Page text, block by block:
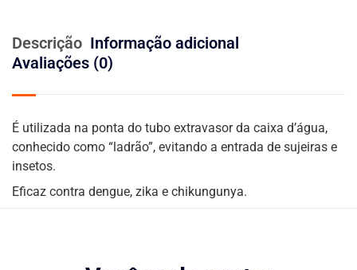
Descrição Informação adicional
Avaliações (0)
É utilizada na ponta do tubo extravasor da caixa d’água,
conhecido como “ladrão”, evitando a entrada de sujeiras e
insetos.
Eficaz contra dengue, zika e chikungunya.